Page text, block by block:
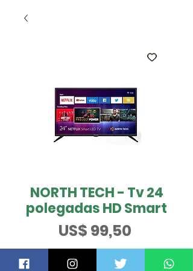
NORTH TECH - Tv 24
polegadas HD Smart
US$ 99,50
QUER SABER MAIS?